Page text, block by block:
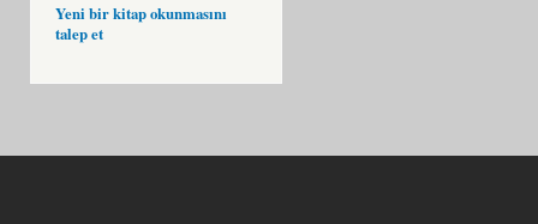
Yeni bir kitap okunmasını
talep et